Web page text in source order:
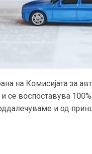
на Комисијата за
се воспоставува
и од